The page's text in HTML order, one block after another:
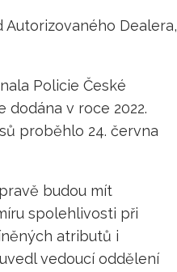
Dealera,
Policie České
v roce 2022.
proběhlo 24. června
budou mít
spolehlivosti při
atributů i
vedoucí oddělení